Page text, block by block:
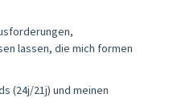
lassen, die mich formen
(24j/21j) und meinen